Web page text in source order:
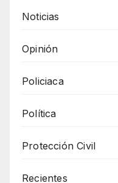
Noticias
Opinión
Policiaca
Política
Protección Civil
Recientes